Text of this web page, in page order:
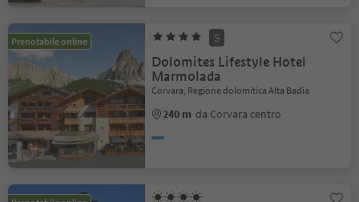
Prenotabile online S
Dolomites Lifestyle Hotel
Marmolada
Corvara, Regione dolomitica Alta Badia
240 m da Corvara centro